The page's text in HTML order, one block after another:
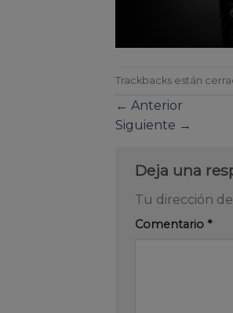
Trackbacks están
← Anterior
Siguiente →
Deja una
Tu dirección
Comentario *